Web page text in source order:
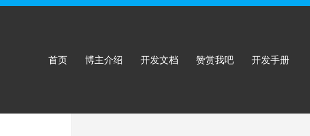
首页 博主介绍 开发文档 赞赏我吧 开发手册